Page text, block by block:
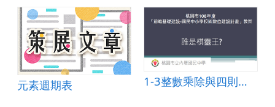
元素週期表 1-3整數乘除與四則運算、2-1因數與倍數